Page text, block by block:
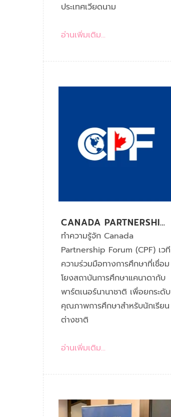
ประเทศเวียดนาม
อ่านเพิ่มเติม...
CANADA PARTNERSHIP
FORUM (CPF) คืออะไร
ทำความรู้จัก Canada
Partnership Forum (CPF) เวที
ความร่วมมือทางการศึกษาที่เชื่อม
โยงสถาบันการศึกษาแคนาดากับ
พาร์ตเนอร์นานาชาติ เพื่อยกระดับ
คุณภาพการศึกษาสำหรับนักเรียน
ต่างชาติ
อ่านเพิ่มเติม...